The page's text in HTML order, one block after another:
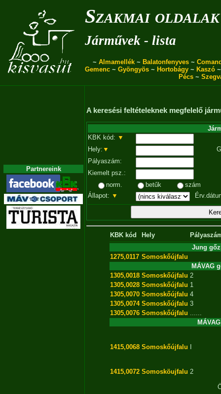
Szakmai oldalak
Járművek - lista
~ Almamellék ~ Balatonfenyves ~
Gemenc ~ Gyöngyös ~ Hortobágy ~ Kaszó
Pécs ~
Partnereink
A keresési feltételeknek megfelelő
KBK kód: ▼
Hely: ▼
Pályaszám:
Kiemelt psz.:
norm.
betűk
szám
Állapot: ▼
KBK kód Hely
Jung
1275,0117 Somoskőújfalu
MÁVAG
1305,0018 Somoskőújfalu 2
1305,0028 Somoskőújfalu 1
1305,0070 Somoskőújfalu 4
1305,0074 Somoskőújfalu 3
1305,0076 Somoskőújfalu
1415,0068 Somoskőújfalu
1415,0072 Somosköujfalu 2